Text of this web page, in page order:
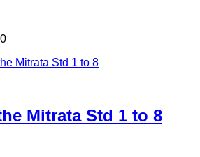
0
Mitrata Std 1 to 8